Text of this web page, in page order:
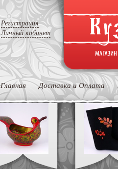
Регистрация
Личный кабинет
Главная Доставка и Оплата